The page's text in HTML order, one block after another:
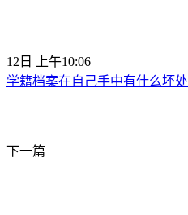
12日 上午10:06
学籍档案在自己手中有什么坏处
下一篇